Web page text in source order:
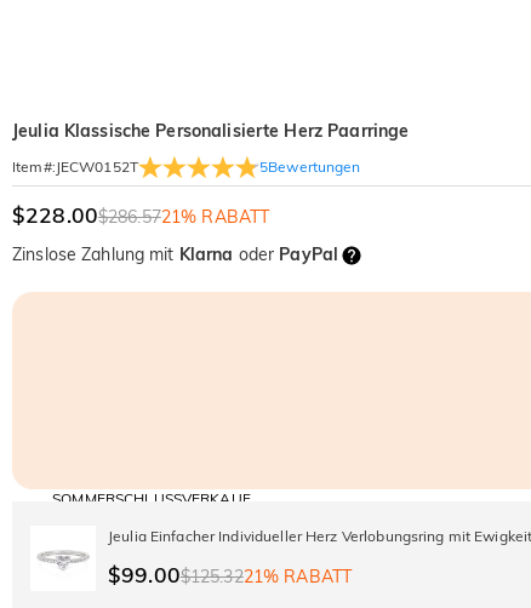
Jeulia Klassische Personalisierte Herz Paarringe
Item#: JECW0152T 5Bewertungen
$228.00$286.5721% RABATT
Zinslose Zahlung mit Klarna oder PayPal
SOMMERSCHLUSSVERKAUF
10% RABATT
AUF ALLES
AUF DEN 2.
SUMMER
Kopieren
Jeulia Einfacher Individueller Herz Verlobungsring mit
$99.00$125.3221% RABATT